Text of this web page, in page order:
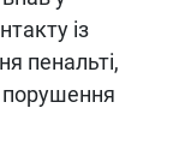
із
пенальті,
порушення